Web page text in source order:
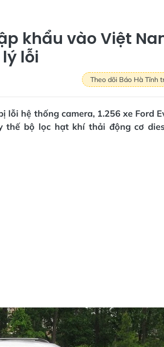
khẩu vào Việt
lỗi
Theo dõi Báo Hà Tĩnh
lỗi hệ thống camera, 1.256 xe Ford
thế bộ lọc hạt khí thải động cơ